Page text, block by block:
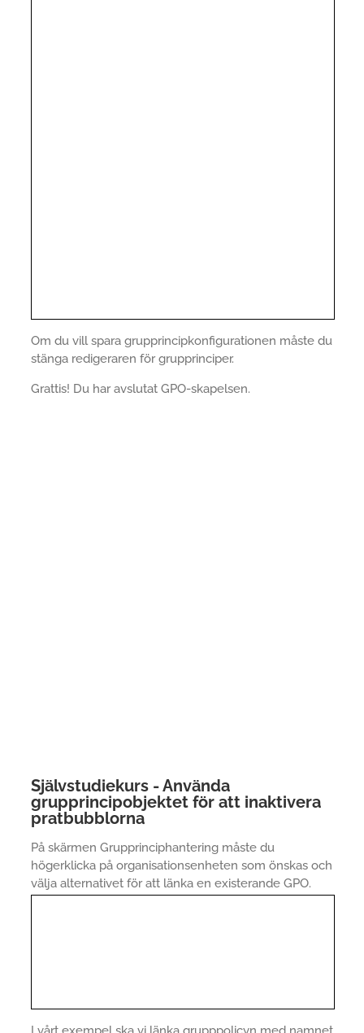
Om du vill spara grupprincipkonfigurationen måste du
stänga redigeraren för grupprinciper.
Grattis! Du har avslutat GPO-skapelsen.
Självstudiekurs - Använda
grupprincipobjektet för att inaktivera
pratbubblorna
På skärmen Grupprinciphantering måste du
högerklicka på organisationsenheten som önskas och
välja alternativet för att länka en existerande GPO.